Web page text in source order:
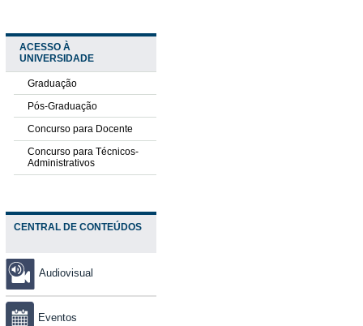
ACESSO À
UNIVERSIDADE
Graduação
Pós-Graduação
Concurso para Docente
Concurso para Técnicos-
Administrativos
CENTRAL DE CONTEÚDOS
Audiovisual
Eventos